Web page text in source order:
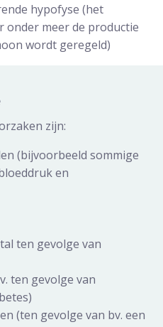
hypofyse (het
onder meer de productie
wordt geregeld)
zijn:
(bijvoorbeeld sommige
en
ten gevolge van
ten gevolge van
(ten gevolge van bv. een